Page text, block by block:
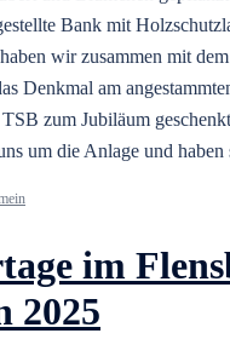
Bank mit
wir zusammen mit
Denkmal am
zum Jubiläum
um die Anlage und haben
im
2025